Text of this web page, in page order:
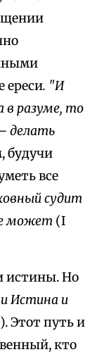
ереси. "И
в разуме, то
делать
будучи
все
судит
может (I
истины. Но
Истина и
). Этот путь и
кто